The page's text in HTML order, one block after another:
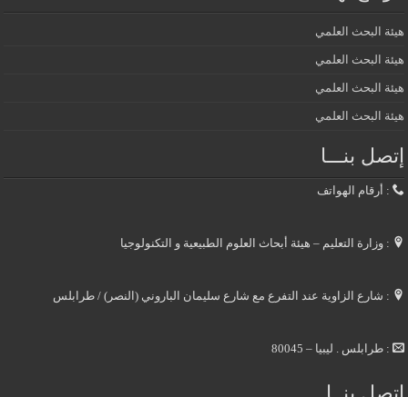
هيئة البحث العلمي
هيئة البحث العلمي
هيئة البحث العلمي
هيئة البحث العلمي
إتصل بنـــا
: أرقام الهواتف
: وزارة التعليم – هيئة أبحاث العلوم الطبيعية و التكنولوجيا
: شارع الزاوية عند التفرع مع شارع سليمان الباروني (النصر) / طرابلس
: طرابلس . ليبيا – 80045